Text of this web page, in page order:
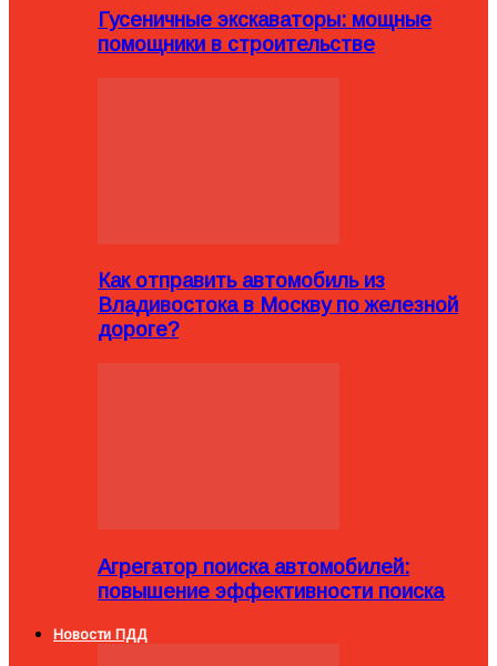
Гусеничные экскаваторы: мощные
помощники в строительстве
Как отправить автомобиль из
Владивостока в Москву по железной
дороге?
Агрегатор поиска автомобилей:
повышение эффективности поиска
Новости ПДД